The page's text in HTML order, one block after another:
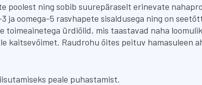
ning sobib suurepäraselt erinevate
oomega-5 rasvhapete sisaldusega ning on
toimeainetega ürdiõlid, mis taastavad naha
kaitsevõimet. Raudrohu õites peituv hamasuleen
peale puhastamist.